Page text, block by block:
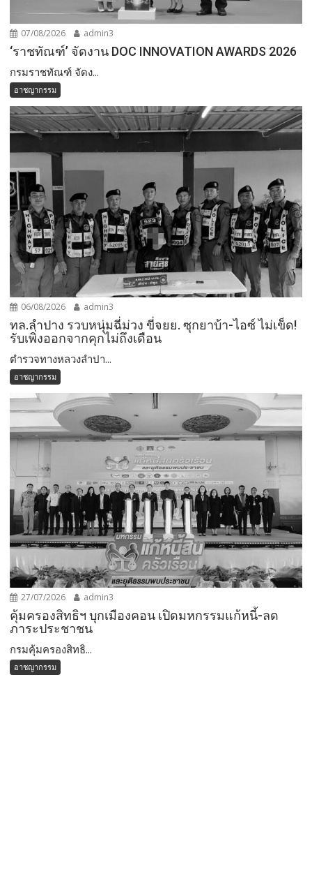
07/08/2026 admin3
‘ราชทัณฑ์’ จัดงาน DOC INNOVATION AWARDS 2026
กรมราชทัณฑ์ จัดง...
อาชญากรรม
06/08/2026 admin3
ทล.ลำปาง รวบหนุ่มฉี่ม่วง ขี่จยย. ซุกยาบ้า-ไอซ์ ไม่เข็ด!
รับเพิ่งออกจากคุกไม่ถึงเดือน
ตำรวจทางหลวงลำปา...
อาชญากรรม
27/07/2026 admin3
คุ้มครองสิทธิฯ บุกเมืองคอน เปิดมหกรรมแก้หนี้-ลด
ภาระประชาชน
กรมคุ้มครองสิทธิ...
อาชญากรรม